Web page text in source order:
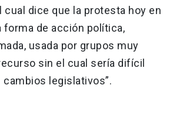
cual dice que la protesta hoy en
forma de acción política,
usada por grupos muy
sin el cual sería difícil
legislativos”.